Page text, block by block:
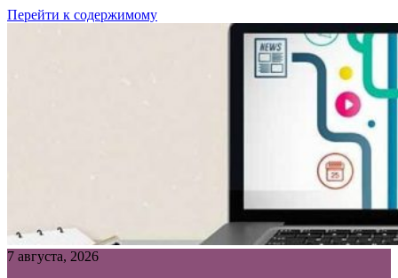
Перейти к содержимому
7 августа, 2026